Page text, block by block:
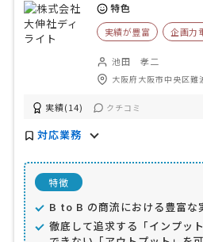
特色
実績が豊富 企画力
池田 孝二
大阪府大阪市中央区
実績(14) クチコミ
対応業務
特徴
B to B の商流における豊富な
徹底して追求する「インプッ